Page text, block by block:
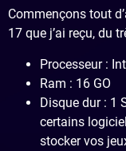
Commençons tout
17 que j’ai reçu, du
Processeur :
Ram : 16 GO
Disque dur : 1
certains
stocker vos